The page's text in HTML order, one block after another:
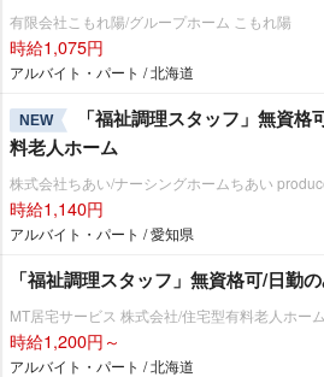
有限会社こもれ陽/グループホーム こもれ陽
時給1,075円
アルバイト・パート / 北海道
NEW
「福祉調理スタッフ」無資
料老人ホーム
株式会社ちあい/ナーシングホームちあい
時給1,140円
アルバイト・パート / 愛知県
「福祉調理スタッフ」無資格可/日勤
MT居宅サービス 株式会社/住宅型有料老人ホー
時給1,200円～
アルバイト・パート / 北海道